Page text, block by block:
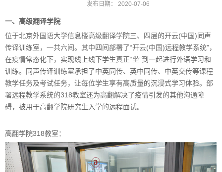
发布日期： 2020-07-06
一、高级翻译学院
位于北京外国语大学信息楼高级翻译学院三、四层的开云(中国)同声
传译训练室，一共六间。其中四间部署了“开云(中国)远程教学系统”，
在疫情常态化下，实现线上线下学生真正“坐”到一起进行外语学习和
训练。同声传译训练室承担了中英同传、英中同传、中英交传等课程
教学任务及考试任务，让每位学生享有高质量的沉浸式学习体验。部
署远程教学系统的318教室还为高翻解决了疫情引发的其他沟通障
碍，被用于高翻学院研究生入学的远程面试。
高翻学院318教室：